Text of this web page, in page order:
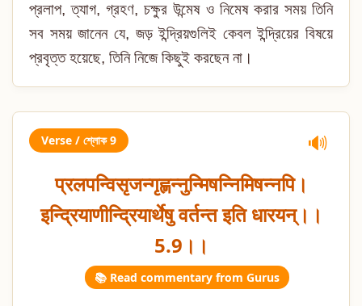
প্রলাপ, ত্যাগ, গ্রহণ, চক্ষুর উন্মেষ ও নিমেষ করার সময় তিনি
সব সময় জানেন যে, জড় ইন্দ্রিয়গুলিই কেবল ইন্দ্রিয়ের বিষয়ে
প্রবৃত্ত হয়েছে, তিনি নিজে কিছুই করছেন না।
Verse / শ্লোক 9 🔊
प्रलपन्विसृजन्गृह्णन्नुन्मिषन्निमिषन्नपि।
इन्द्रियाणीन्द्रियार्थेषु वर्तन्त इति धारयन्।।
5.9।।
📚 Read commentary from Gurus